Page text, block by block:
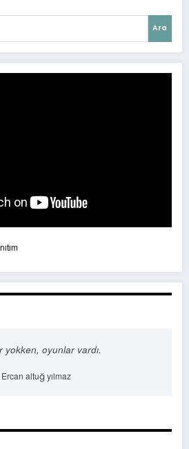
Ara
yokken, oyunlar vardı.
Ercan altuğ yılmaz